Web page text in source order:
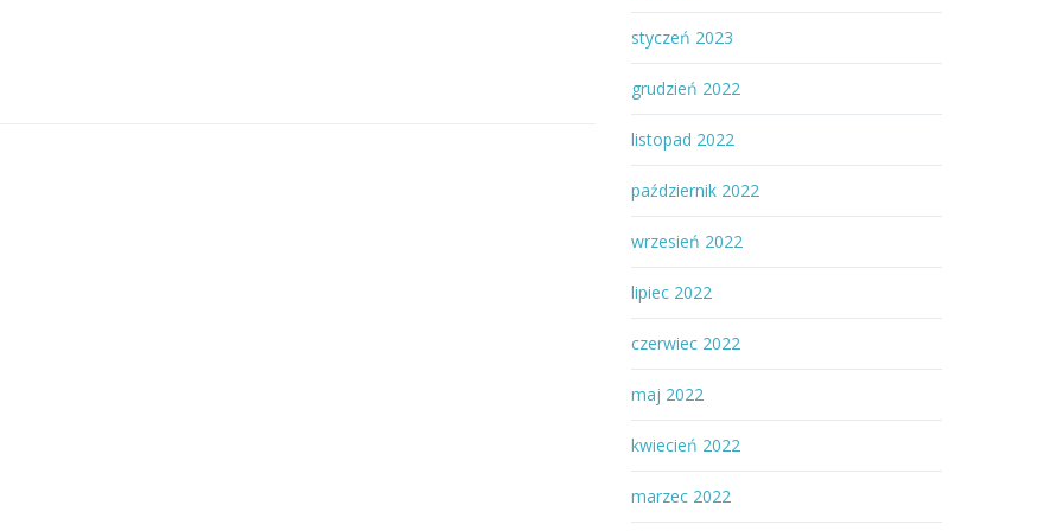
styczeń 2023
grudzień 2022
listopad 2022
październik 2022
wrzesień 2022
lipiec 2022
czerwiec 2022
maj 2022
kwiecień 2022
marzec 2022